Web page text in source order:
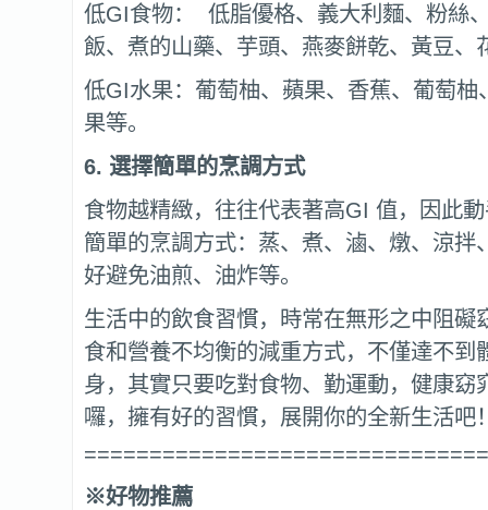
低GI食物： 低脂優格、義大利麵、粉絲
飯、煮的山藥、芋頭、燕麥餅乾、黃豆、
低GI水果：葡萄柚、蘋果、香蕉、葡萄柚
果等。
6. 選擇簡單的烹調方式
食物越精緻，往往代表著高GI 值，因此
簡單的烹調方式：蒸、煮、滷、燉、涼拌
好避免油煎、油炸等。
生活中的飲食習慣，時常在無形之中阻礙
食和營養不均衡的減重方式，不僅達不到
身，其實只要吃對食物、勤運動，健康窈
囉，擁有好的習慣，展開你的全新生活吧
※好物推薦